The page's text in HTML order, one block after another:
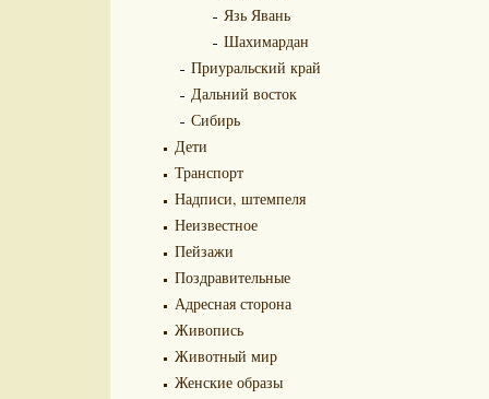
Язь Явань
Шахимардан
Приуральский край
Дальний восток
Сибирь
Дети
Транспорт
Надписи, штемпеля
Неизвестное
Пейзажи
Поздравительные
Адресная сторона
Живопись
Животный мир
Женские образы